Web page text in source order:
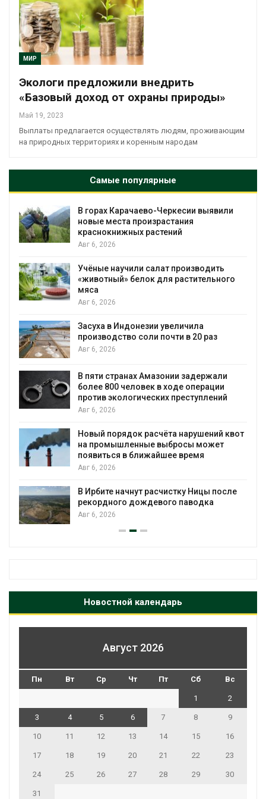
МИР
Экологи предложили внедрить
«Базовый доход от охраны природы»
Май 19, 2023
Выплаты предлагается осуществлять людям, проживающим
на природных территориях и коренным народам
Самые популярные
В горах Карачаево-Черкесии выявили
новые места произрастания
краснокнижных растений
Авг 6, 2026
Учёные научили салат производить
«животный» белок для растительного
мяса
Авг 6, 2026
Засуха в Индонезии увеличила
производство соли почти в 20 раз
Авг 6, 2026
В пяти странах Амазонии задержали
более 800 человек в ходе операции
против экологических преступлений
Авг 6, 2026
Новый порядок расчёта нарушений квот
на промышленные выбросы может
появиться в ближайшее время
Авг 6, 2026
В Ирбите начнут расчистку Ницы после
рекордного дождевого паводка
Авг 6, 2026
Новостной календарь
Август 2026
Пн Вт Ср Чт Пт Сб Вс
1 2
3 4 5 6 7 8 9
10 11 12 13 14 15 16
17 18 19 20 21 22 23
24 25 26 27 28 29 30
31